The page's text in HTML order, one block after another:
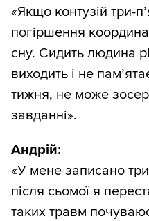
«Якщо контузій три-
погіршення
сну. Сидить людина
виходить і не
тижня, не може
завданні».
Андрій:
«У мене записано три
після сьомої я
таких травм